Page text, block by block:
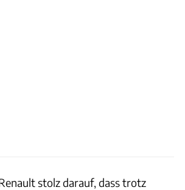
stolz darauf, dass trotz